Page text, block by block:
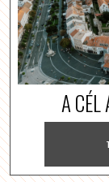
A CÉL